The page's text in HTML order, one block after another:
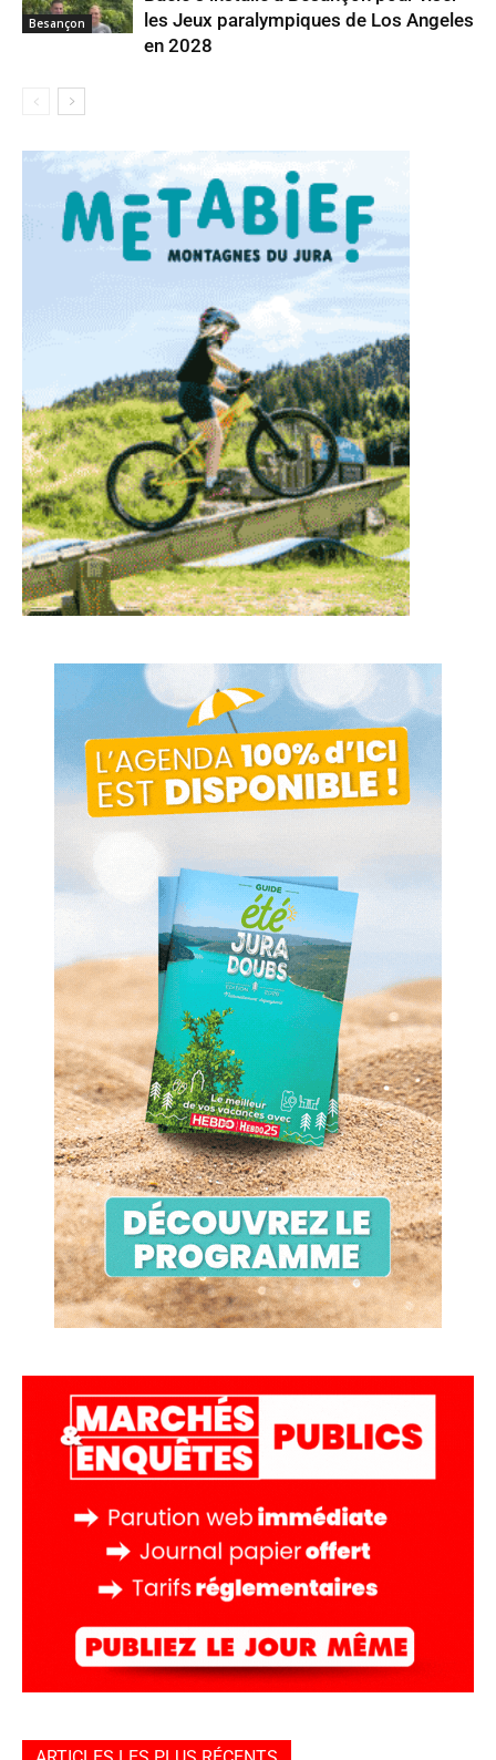
Besançon
les Jeux paralympiques de Los Angeles
en 2028